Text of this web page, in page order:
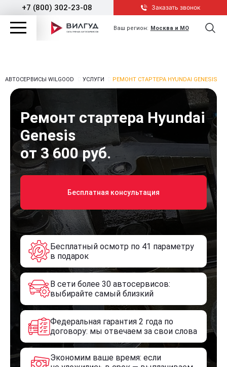
+7 (800) 302-23-08 Заказать звонок
Ваш регион: Москва и МО
АВТОСЕРВИСЫ WILGOOD УСЛУГИ РЕМОНТ СТАРТЕРА HYUNDAI GENESIS
Ремонт стартера Hyundai
Genesis
от 3 600 руб.
Бесплатная консультация
Бесплатный осмотр по 41 параметру
в подарок
В сети более 30 автосервисов:
выбирайте самый близкий
Федеральная гарантия 2 года по
договору: мы отвечаем за свои слова
Экономим ваше время: если